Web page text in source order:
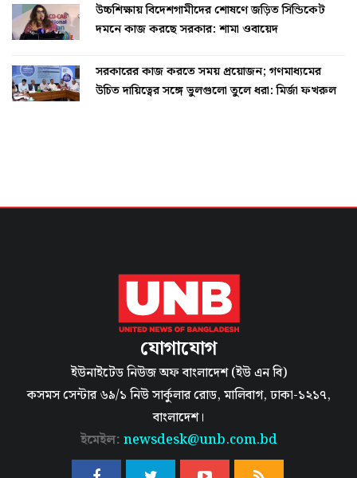
উচ্চশিক্ষায় বিদেশগামীদের শোষণে জড়িত সিন্ডিকেট
দমনে কাজ করছে সরকার: শামা ওবায়েদ
সরকারের কাজ করতে সময় প্রয়োজন; গণমাধ্যমের
উচিত দায়িত্বের সঙ্গে ভুলগুলো তুলে ধরা: মির্জা ফখরুল
যোগাযোগ
ইউনাইটেড নিউজ অফ বাংলাদেশ (ইউ এন বি)
কসমস সেন্টার ৬৯/১ নিউ সার্কুলার রোড, মালিবাগ, ঢাকা-১২১৭,
বাংলাদেশ।
ইমেইল: newsdesk@unb.com.bd